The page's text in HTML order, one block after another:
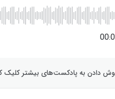
دادن به پادکست‌های بیشتر کلیک